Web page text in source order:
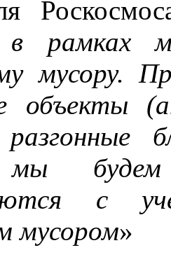
в рамках
мусору.
объекты
разгонные
мы
с
мусором»